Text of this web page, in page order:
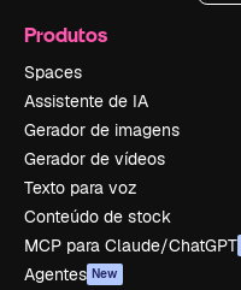
Produtos
Spaces
Assistente de IA
Gerador de imagens
Gerador de vídeos
Texto para voz
Conteúdo de stock
MCP para Claude/ChatGPT
Agentes New